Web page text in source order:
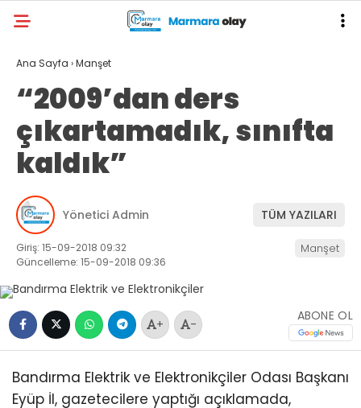
Ana Sayfa ›Manşet
“2009’dan ders
çıkartamadık, sınıfta
kaldık”
Yönetici Admin TÜM YAZILARI
Giriş: 15-09-2018 09:32
Güncelleme: 15-09-2018 09:36
Manşet
+ -
ABONE OL
Bandırma Elektrik ve Elektronikçiler Odası Başkanı
Eyüp İl, gazetecilere yaptığı açıklamada,